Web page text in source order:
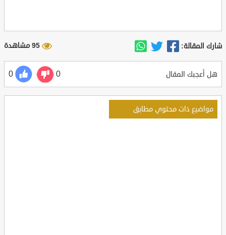
شارك المقالة: 95 مشاهدة
هل أعجبك المقال 0
0
مواضيع ذات محتوي مطابق